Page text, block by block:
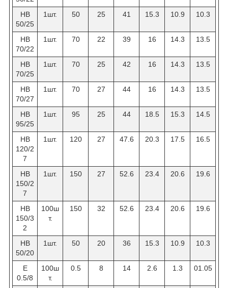
НВ
50/25
1шт. 50 25 41 15.3 10.9 10.3
НВ
70/22
1шт. 70 22 39 16 14.3 13.5
НВ
70/25
1шт. 70 25 42 16 14.3 13.5
НВ
70/27
1шт. 70 27 44 16 14.3 13.5
НВ
95/25
1шт. 95 25 44 18.5 15.3 14.5
НВ
120/2
7
1шт. 120 27 47.6 20.3 17.5 16.5
НВ
150/2
7
1шт. 150 27 52.6 23.4 20.6 19.6
НВ
150/3
2
100ш
т.
150 32 52.6 23.4 20.6 19.6
НВ
50/20
1шт. 50 20 36 15.3 10.9 10.3
Е
0.5/8
100ш
т.
0.5 8 14 2.6 1.3 01.05